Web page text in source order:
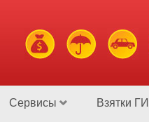
Сервисы Взятки